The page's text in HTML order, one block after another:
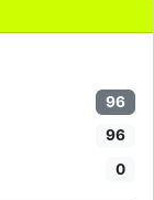
96
96
0